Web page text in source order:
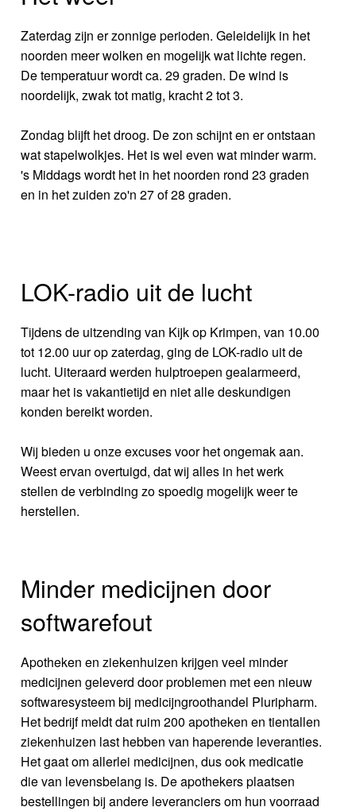
Zaterdag zijn er zonnige perioden. Geleidelijk in het
noorden meer wolken en mogelijk wat lichte regen.
De temperatuur wordt ca. 29 graden. De wind is
noordelijk, zwak tot matig, kracht 2 tot 3.
Zondag blijft het droog. De zon schijnt en er ontstaan
wat stapelwolkjes. Het is wel even wat minder warm.
's Middags wordt het in het noorden rond 23 graden
en in het zuiden zo'n 27 of 28 graden.
LOK-radio uit de lucht
Tijdens de uitzending van Kijk op Krimpen, van 10.00
tot 12.00 uur op zaterdag, ging de LOK-radio uit de
lucht. Uiteraard werden hulptroepen gealarmeerd,
maar het is vakantietijd en niet alle deskundigen
konden bereikt worden.
Wij bieden u onze excuses voor het ongemak aan.
Weest ervan overtuigd, dat wij alles in het werk
stellen de verbinding zo spoedig mogelijk weer te
herstellen.
Minder medicijnen door
softwarefout
Apotheken en ziekenhuizen krijgen veel minder
medicijnen geleverd door problemen met een nieuw
softwaresysteem bij medicijngroothandel Pluripharm.
Het bedrijf meldt dat ruim 200 apotheken en tientallen
ziekenhuizen last hebben van haperende leveranties.
Het gaat om allerlei medicijnen, dus ook medicatie
die van levensbelang is. De apothekers plaatsen
bestellingen bij andere leveranciers om hun voorraad